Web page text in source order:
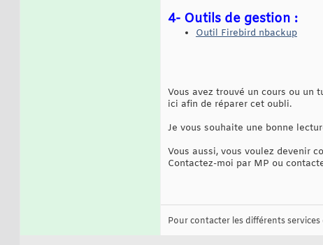
4- Outils de gestion :
Outil Firebird nbackup
Vous avez trouvé un cours ou un
ici afin de réparer cet oubli.
Je vous souhaite une bonne
Vous aussi, vous voulez devenir
Contactez-moi par MP ou
Pour contacter les différents